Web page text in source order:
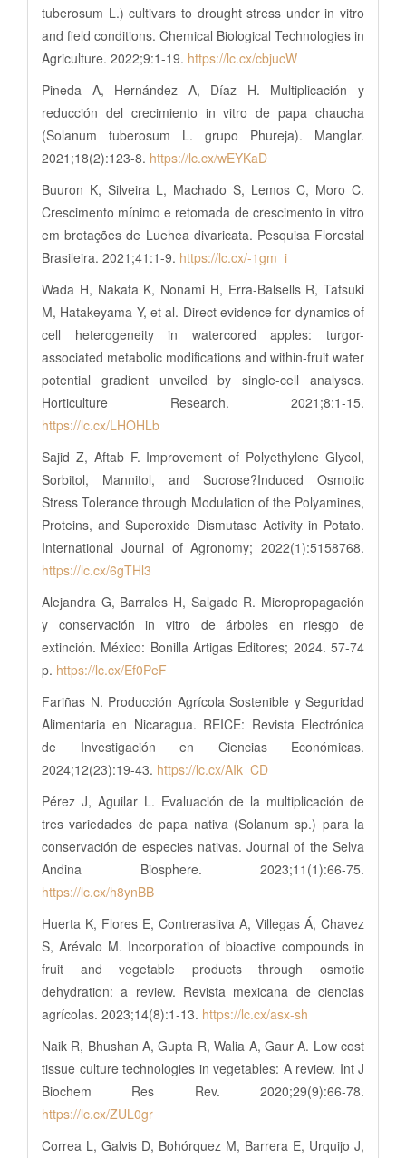
tuberosum L.) cultivars to drought stress under in vitro
and field conditions. Chemical Biological Technologies in
Agriculture. 2022;9:1-19. https://lc.cx/cbjucW
Pineda A, Hernández A, Díaz H. Multiplicación y
reducción del crecimiento in vitro de papa chaucha
(Solanum tuberosum L. grupo Phureja). Manglar.
2021;18(2):123-8. https://lc.cx/wEYKaD
Buuron K, Silveira L, Machado S, Lemos C, Moro C.
Crescimento mínimo e retomada de crescimento in vitro
em brotações de Luehea divaricata. Pesquisa Florestal
Brasileira. 2021;41:1-9. https://lc.cx/-1gm_i
Wada H, Nakata K, Nonami H, Erra-Balsells R, Tatsuki
M, Hatakeyama Y, et al. Direct evidence for dynamics of
cell heterogeneity in watercored apples: turgor-
associated metabolic modifications and within-fruit water
potential gradient unveiled by single-cell analyses.
Horticulture Research. 2021;8:1-15.
https://lc.cx/LHOHLb
Sajid Z, Aftab F. Improvement of Polyethylene Glycol,
Sorbitol, Mannitol, and Sucrose?Induced Osmotic
Stress Tolerance through Modulation of the Polyamines,
Proteins, and Superoxide Dismutase Activity in Potato.
International Journal of Agronomy; 2022(1):5158768.
https://lc.cx/6gTHl3
Alejandra G, Barrales H, Salgado R. Micropropagación
y conservación in vitro de árboles en riesgo de
extinción. México: Bonilla Artigas Editores; 2024. 57-74
p. https://lc.cx/Ef0PeF
Fariñas N. Producción Agrícola Sostenible y Seguridad
Alimentaria en Nicaragua. REICE: Revista Electrónica
de Investigación en Ciencias Económicas.
2024;12(23):19-43. https://lc.cx/AIk_CD
Pérez J, Aguilar L. Evaluación de la multiplicación de
tres variedades de papa nativa (Solanum sp.) para la
conservación de especies nativas. Journal of the Selva
Andina Biosphere. 2023;11(1):66-75.
https://lc.cx/h8ynBB
Huerta K, Flores E, Contrerasliva A, Villegas Á, Chavez
S, Arévalo M. Incorporation of bioactive compounds in
fruit and vegetable products through osmotic
dehydration: a review. Revista mexicana de ciencias
agrícolas. 2023;14(8):1-13. https://lc.cx/asx-sh
Naik R, Bhushan A, Gupta R, Walia A, Gaur A. Low cost
tissue culture technologies in vegetables: A review. Int J
Biochem Res Rev. 2020;29(9):66-78.
https://lc.cx/ZUL0gr
Correa L, Galvis D, Bohórquez M, Barrera E, Urquijo J,